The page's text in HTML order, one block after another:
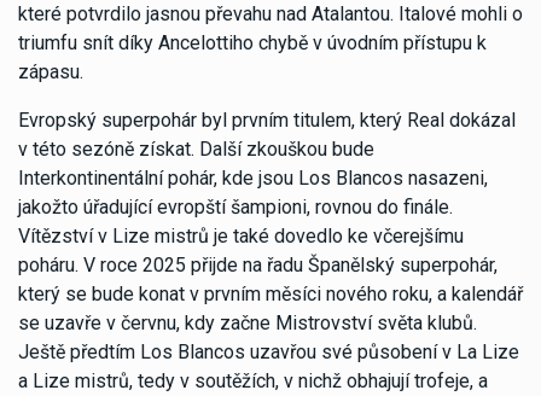
které potvrdilo jasnou převahu nad Atalantou. Italové mohli o
triumfu snít díky Ancelottiho chybě v úvodním přístupu k
zápasu.
Evropský superpohár byl prvním titulem, který Real dokázal
v této sezóně získat. Další zkouškou bude
Interkontinentální pohár, kde jsou Los Blancos nasazeni,
jakožto úřadující evropští šampioni, rovnou do finále.
Vítězství v Lize mistrů je také dovedlo ke včerejšímu
poháru. V roce 2025 přijde na řadu Španělský superpohár,
který se bude konat v prvním měsíci nového roku, a kalendář
se uzavře v červnu, kdy začne Mistrovství světa klubů.
Ještě předtím Los Blancos uzavřou své působení v La Lize
a Lize mistrů, tedy v soutěžích, v nichž obhajují trofeje, a